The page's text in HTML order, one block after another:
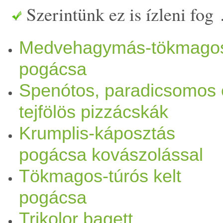
szárítottmedvehagyma
gerezdfokhagyma
edénybe, majd a közepére
morzsoljuk azélesztő
Öntsünk rá egy kismeleg
konyharuhával, és tegyük
tökmagot tegyük egy
Száraz serpenyőben egy
Szerintünk ez is ízleni
Medvehagymás-
pogácsa
Spenótos, paradicsomos
tejfölös pizzácskák
Krumplis-káposztás
pogácsa kovászolással
Tökmagos-túrós kelt
pogácsa
Trikolor bagett